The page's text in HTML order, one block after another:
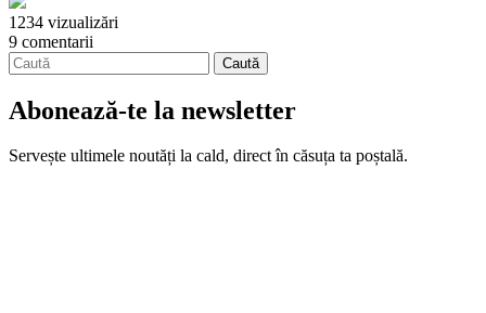
1234 vizualizări
9 comentarii
Abonează-te la newsletter
Servește ultimele noutăți la cald, direct în căsuța ta poștală.